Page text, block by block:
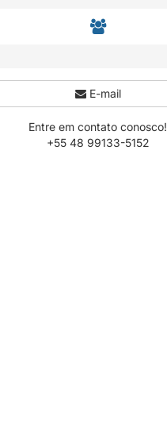
E-mail
Entre em contato conosco!
+55 48 99133-5152